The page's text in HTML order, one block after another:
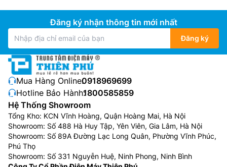
Đăng ký nhận thông tin mới nhất
Đăng ký
Mua Hàng Online:0918969699
Hotline Bảo Hành:1800585859
Hệ Thống Showroom
Tổng Kho: KCN Vĩnh Hoàng, Quận Hoàng Mai, Hà Nội
Showroom: Số 488 Hà Huy Tập, Yên Viên, Gia Lâm, Hà Nội
Showroom: Số 89A Đường Lạc Long Quân, Phường Vĩnh Phúc,
Phú Thọ
Showroom: Số 331 Nguyễn Huệ, Ninh Phong, Ninh Bình